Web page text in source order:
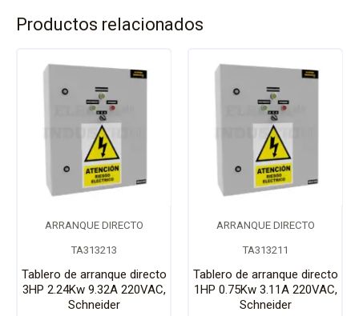
Productos relacionados
ARRANQUE DIRECTO
TA313213
Tablero de arranque directo
3HP 2.24Kw 9.32A 220VAC,
Schneider
ARRANQUE DIRECTO
TA313211
Tablero de arranque directo
1HP 0.75Kw 3.11A 220VAC,
Schneider